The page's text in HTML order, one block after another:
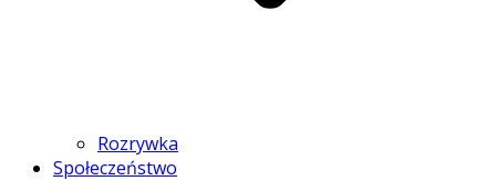
Rozrywka
Społeczeństwo